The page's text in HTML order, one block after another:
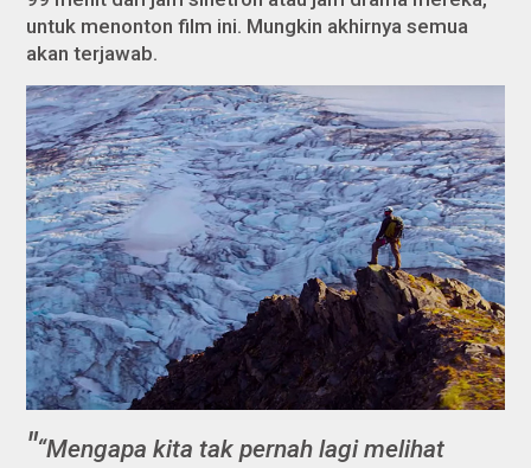
untuk menonton film ini. Mungkin akhirnya semua
akan terjawab.
“Mengapa kita tak pernah lagi melihat